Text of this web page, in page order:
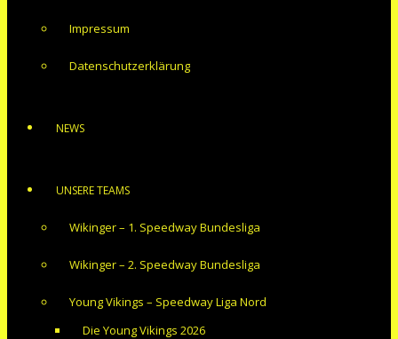
Impressum
Datenschutzerklärung
NEWS
UNSERE TEAMS
Wikinger – 1. Speedway Bundesliga
Wikinger – 2. Speedway Bundesliga
Young Vikings – Speedway Liga Nord
Die Young Vikings 2026